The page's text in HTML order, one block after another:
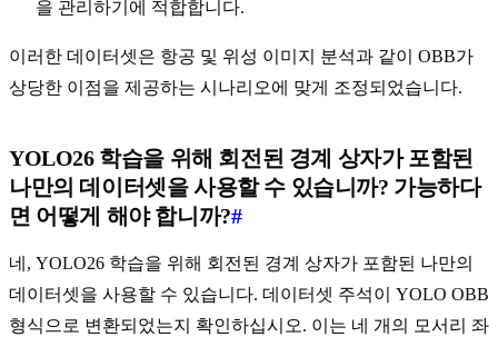
을 관리하기에 적합합니다.
이러한 데이터셋은 항공 및 위성 이미지 분석과 같이 OBB가
상당한 이점을 제공하는 시나리오에 맞게 조정되었습니다.
YOLO26 학습을 위해 회전된 경계 상자가 포함된
나만의 데이터셋을 사용할 수 있습니까? 가능하다
면 어떻게 해야 합니까?#
네, YOLO26 학습을 위해 회전된 경계 상자가 포함된 나만의
데이터셋을 사용할 수 있습니다. 데이터셋 주석이 YOLO OBB
형식으로 변환되었는지 확인하십시오. 이는 네 개의 모서리 좌